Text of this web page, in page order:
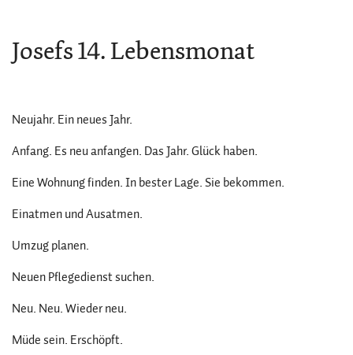
Josefs 14. Lebensmonat
Neujahr. Ein neues Jahr.
Anfang. Es neu anfangen. Das Jahr. Glück haben.
Eine Wohnung finden. In bester Lage. Sie bekommen.
Einatmen und Ausatmen.
Umzug planen.
Neuen Pflegedienst suchen.
Neu. Neu. Wieder neu.
Müde sein. Erschöpft.